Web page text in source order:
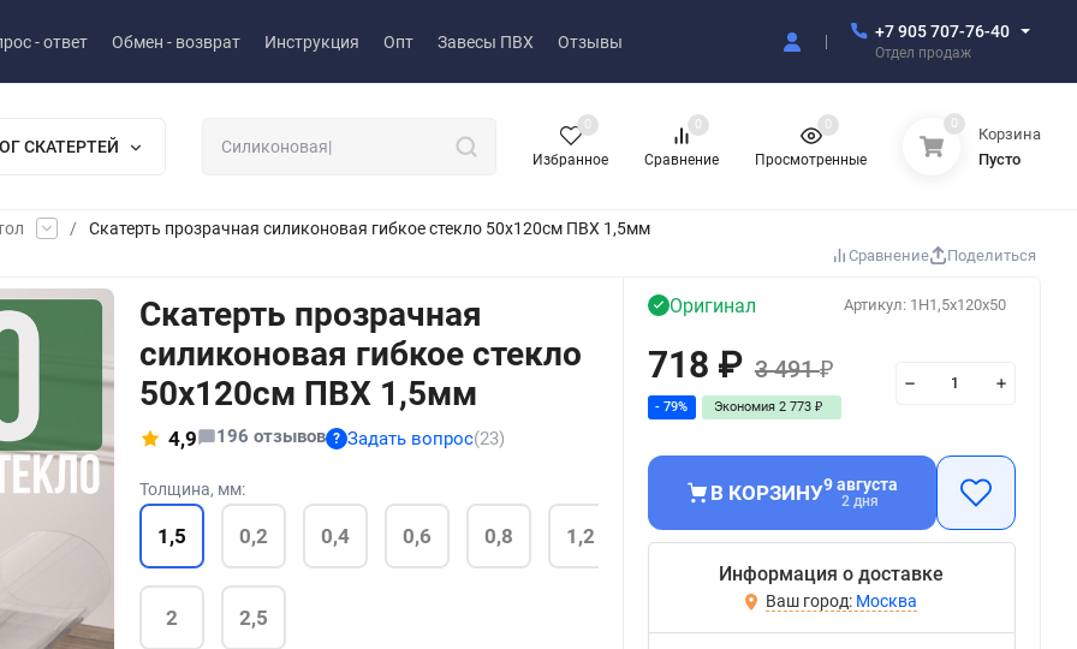
- ответ Обмен - возврат Инструкция Опт Завесы ПВХ Отзывы
+7 905 707-76-40
Отдел продаж
СКАТЕРТЕЙ
Избранное
0
Сравнение
0
Просмотренные
0 0
Корзина
Пусто
/ Скатерть прозрачная силиконовая гибкое стекло 50x120см ПВХ 1,5мм
Сравнение Поделиться
Скатерть прозрачная
силиконовая гибкое стекло
50x120см ПВХ 1,5мм
4,9 196 отзывов ? Задать вопрос(23)
Толщина, мм:
1,5 0,2 0,4 0,6 0,8 1,2
2 2,5
Артикул: 1H1,5x120x50
Оригинал
718 ₽ 3 491₽
- 79% Экономия 2 773 ₽
В КОРЗИНУ9 августа
2 дня
Информация о доставке
Москва